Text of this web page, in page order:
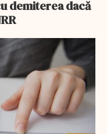
demiterea dacă